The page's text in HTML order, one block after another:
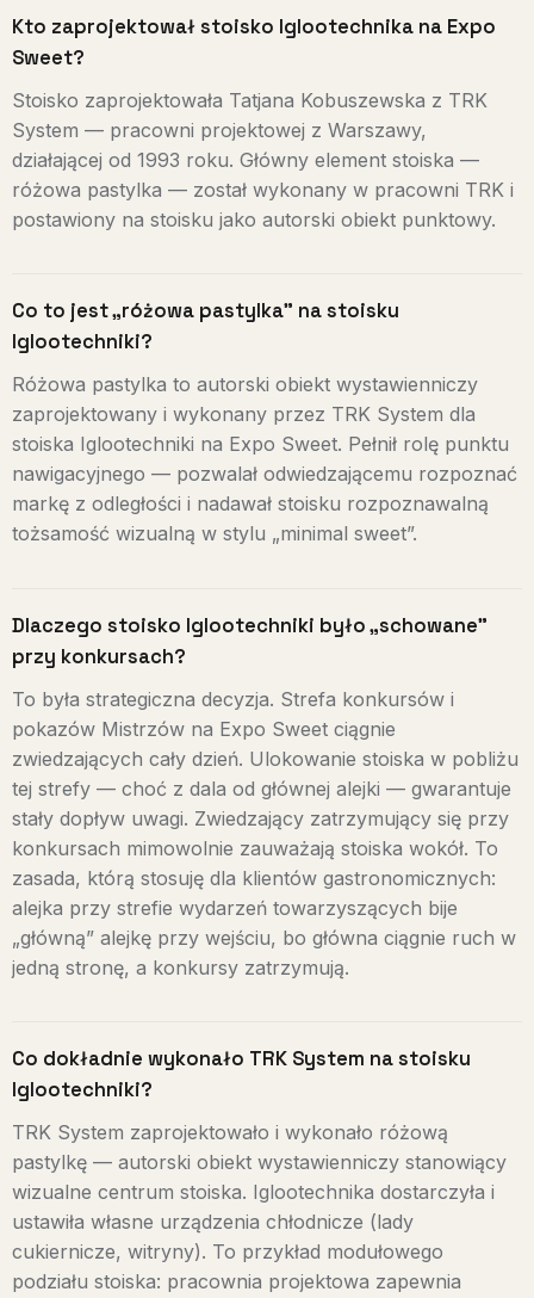
Kto zaprojektował stoisko Iglootechnika na Expo
Sweet?
Stoisko zaprojektowała Tatjana Kobuszewska z TRK
System — pracowni projektowej z Warszawy,
działającej od 1993 roku. Główny element stoiska —
różowa pastylka — został wykonany w pracowni TRK i
postawiony na stoisku jako autorski obiekt punktowy.
Co to jest „różowa pastylka” na stoisku
Iglootechniki?
Różowa pastylka to autorski obiekt wystawienniczy
zaprojektowany i wykonany przez TRK System dla
stoiska Iglootechniki na Expo Sweet. Pełnił rolę punktu
nawigacyjnego — pozwalał odwiedzającemu rozpoznać
markę z odległości i nadawał stoisku rozpoznawalną
tożsamość wizualną w stylu „minimal sweet”.
Dlaczego stoisko Iglootechniki było „schowane”
przy konkursach?
To była strategiczna decyzja. Strefa konkursów i
pokazów Mistrzów na Expo Sweet ciągnie
zwiedzających cały dzień. Ulokowanie stoiska w pobliżu
tej strefy — choć z dala od głównej alejki — gwarantuje
stały dopływ uwagi. Zwiedzający zatrzymujący się przy
konkursach mimowolnie zauważają stoiska wokół. To
zasada, którą stosuję dla klientów gastronomicznych:
alejka przy strefie wydarzeń towarzyszących bije
„główną” alejkę przy wejściu, bo główna ciągnie ruch w
jedną stronę, a konkursy zatrzymują.
Co dokładnie wykonało TRK System na stoisku
Iglootechniki?
TRK System zaprojektowało i wykonało różową
pastylkę — autorski obiekt wystawienniczy stanowiący
wizualne centrum stoiska. Iglootechnika dostarczyła i
ustawiła własne urządzenia chłodnicze (lady
cukiernicze, witryny). To przykład modułowego
podziału stoiska: pracownia projektowa zapewnia